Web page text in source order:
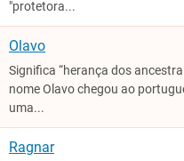
"protetora...
Olavo
Significa “herança dos
nome Olavo chegou ao
uma...
Ragnar